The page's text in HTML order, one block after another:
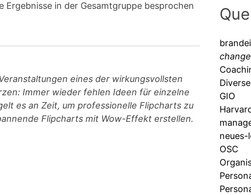
in der Gesamtgruppe besprochen
eines der wirkungsvollsten
Immer wieder fehlen Ideen für einzelne
es an Zeit, um professionelle Flipcharts zu
Flipcharts mit Wow-Effekt erstellen.
GIO
neues-
OSC